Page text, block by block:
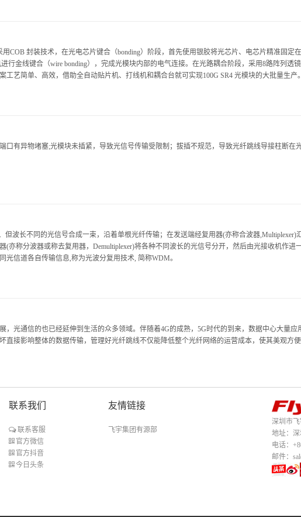
用COB 封装技术，在光电芯片键合（bonding）阶段，首先使用银胶将光芯片、电芯片精准固定
行金线键合（wire bonding），完成光模块内部的电气连接。在光路耦合阶段，采用8路阵列透
工艺简单、高效，借助全自动贴片机、打线机和耦合台就可实现100G SR4 光模块的大批量生产。
口有异物堵塞;光模块未插紧，导致光信号传输受限制；拔插不规范，导致光纤跳线导接柱断在
但波长不同的光信号合成一束，沿着单根光纤传输；在发送端经复用器(亦称合波器
(亦称分波器或称去复用器，Demultiplexer)将各种不同波长的光信号分开，然后由光接收机作
光信道各自传输信息,称为光波分复用技术, 简称WDM。
，光通信的也已经延伸到生活的众多领域。伴随着4G的成熟，5G时代的到来，数据中心大量
直接影响整体的数据传输，管理好光纤跳线不仅能降低整个光纤网络的运营成本，使其美观方
联系我们
联系客服
官方微信
官方抖音
今日头条
友情链接
飞宇集团有源部
深圳市
地址：
电话：
邮件：